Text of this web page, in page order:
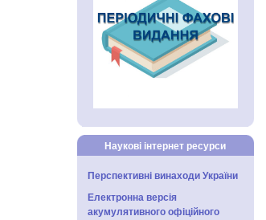
Наукові інтернет ресурси
Перспективні винаходи України
Електронна версія
акумулятивного офіційного